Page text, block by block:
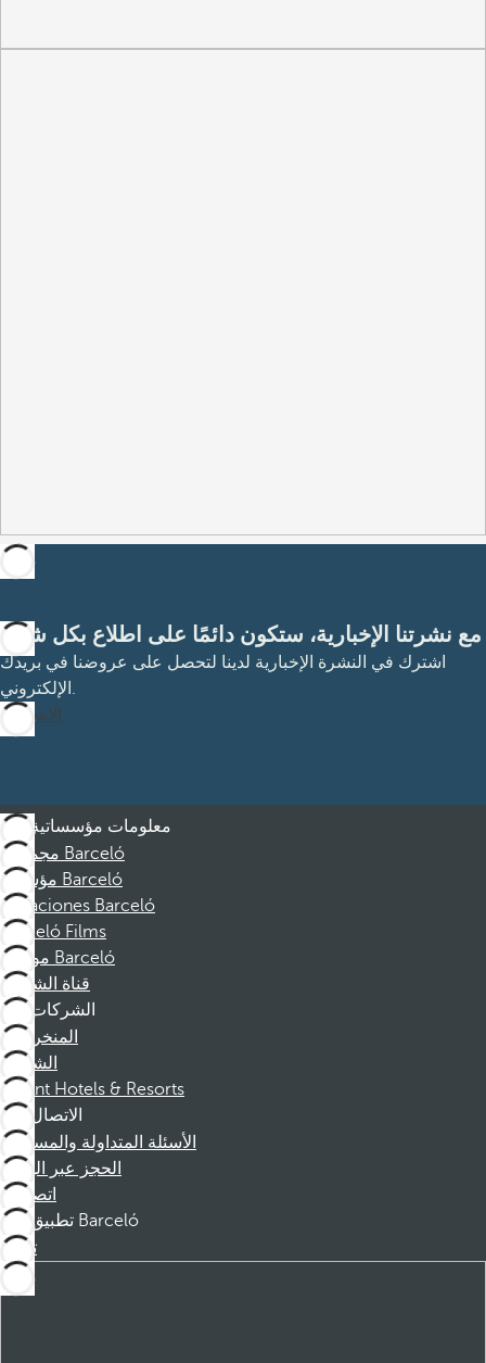
مع نشرتنا الإخبارية، ستكون دائمًا على اطلاع بكل شيء
اشترك في النشرة الإخبارية لدينا لتحصل على عروضنا في بريدك
الإلكتروني.
الاشتراك
معلومات مؤسساتية
مجموعة Barceló
مؤسسة Barceló
Vacaciones Barceló
Barceló Films
موظفو Barceló
قناة الشكوى
الشركات
المنخرطين
الشركاء
Dorint Hotels & Resorts
الاتصال
الأسئلة المتداولة والمساعدة
الحجز عبر الهاتف
اتصل بنا
تطبيق Barceló
تنزيل